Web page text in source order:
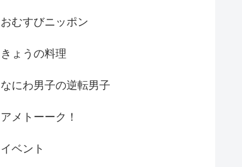
おむすびニッポン
きょうの料理
なにわ男子の逆転男子
アメトーーク！
イベント